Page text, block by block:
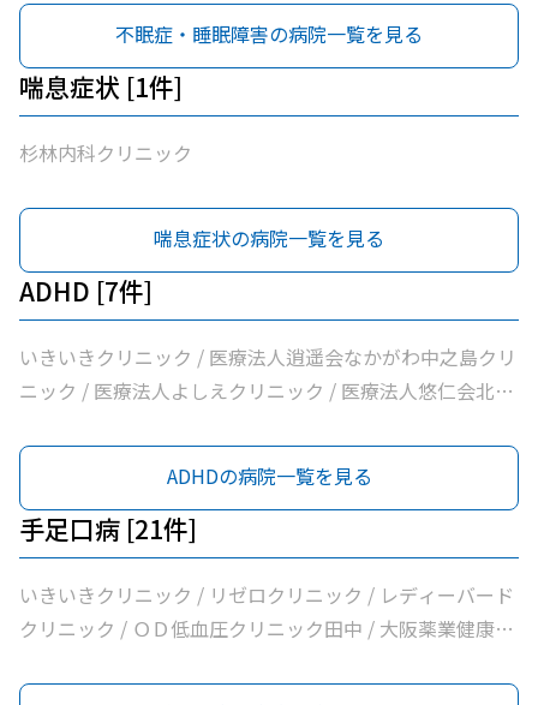
ク / おおうらメンタルクリニック
不眠症・睡眠障害の病院一覧を見る
喘息症状 [1件]
杉林内科クリニック
喘息症状の病院一覧を見る
ADHD [7件]
いきいきクリニック / 医療法人逍遥会なかがわ中之島クリ
ニック / 医療法人よしえクリニック / 医療法人悠仁会北浜
ク / おおうらメンタルクリニック
ADHDの病院一覧を見る
手足口病 [21件]
いきいきクリニック / リゼロクリニック / レディーバード
クリニック / ＯＤ低血圧クリニック田中 / 大阪薬業健康保
リニック / 岩間クリニック / 医療法人中田クリニック / 医